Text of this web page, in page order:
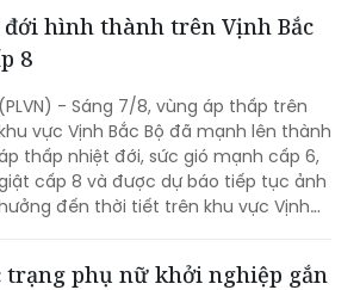
tại Nghệ An.
hình thành trên Vịnh Bắc
8
(PLVN) - Sáng 7/8, vùng áp thấp trên
vực Vịnh Bắc Bộ đã mạnh lên thành
thấp nhiệt đới, sức gió mạnh cấp 6,
cấp 8 và được dự báo tiếp tục ảnh
đến thời tiết trên khu vực Vịnh
trạng phụ nữ khởi nghiệp gắn